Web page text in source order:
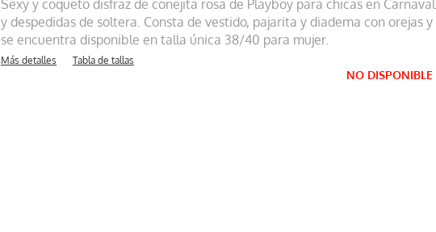
Sexy y coqueto disfraz de conejita rosa de Playboy para chicas en Carnaval
y despedidas de soltera. Consta de vestido, pajarita y diadema con orejas y
se encuentra disponible en talla única 38/40 para mujer.
Más detalles Tabla de tallas
NO DISPONIBLE